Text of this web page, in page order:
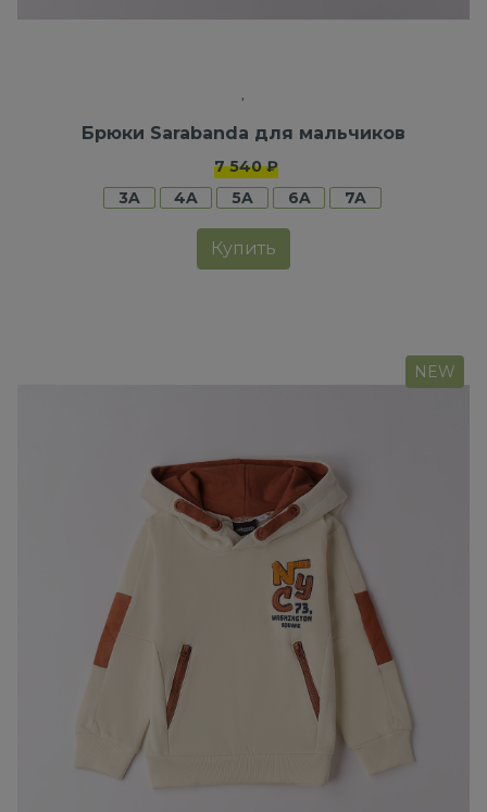
Брюки Sarabanda для мальчиков
7 540 ₽
3A
4A 5A 6A 7A
Купить
NEW